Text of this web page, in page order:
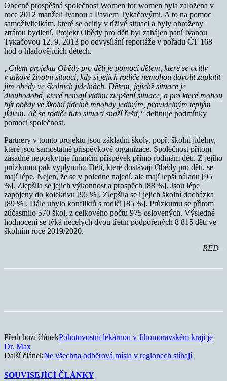
Obecně prospěšná společnost Women for women byla založena v
roce 2012 manželi Ivanou a Pavlem Tykačovými. A to na pomoc
samoživitelkám, které se ocitly v tíživé situaci a byly ohroženy
ztrátou bydlení. Projekt Obědy pro děti byl zahájen paní Ivanou
Tykačovou 12. 9. 2013 po odvysílání reportáže v pořadu ČT 168
hod o hladovějících dětech.
„Cílem projektu Obědy pro děti je pomoci dětem, které se ocitly
v takové životní situaci, kdy si jejich rodiče nemohou dovolit zaplatit
jim obědy ve školních jídelnách. Dětem, jejichž situace je
dlouhodobá, které nemají vidinu zlepšení situace, a pro které mohou
být obědy ve školní jídelně mnohdy jediným, pravidelným teplým
jídlem. Ač se rodiče tuto situaci snaží řešit,“ definuje podmínky
pomoci společnost.
Partnery v tomto projektu jsou základní školy, popř. školní jídelny,
které jsou samostatné příspěvkové organizace. Společnost přitom
zásadně neposkytuje finanční příspěvek přímo rodinám dětí. Z jejího
průzkumu pak vyplynulo: Děti, které dostávají Obědy pro děti, se
mají lépe. Nejen, že se v poledne najedí, ale mají lepší náladu [95
%]. Zlepšila se jejich výkonnost a prospěch [88 %]. Jsou lépe
zapojeny do kolektivu [95 %]. Zlepšila se i jejich školní docházka
[89 %]. Dále ubylo konfliktů s rodiči [85 %]. Průzkumu se přitom
zúčastnilo 570 škol, z celkového počtu 975 oslovených. Výsledné
hodnocení se týká necelých dvou třetin podpořených 8 815 dětí ve
školním roce 2019/2020.
–RED–
Předchozí článekPohotovostní lékárnou v Jihomoravském kraji je
Dr. Max
Další článekNe všechna odběrová místa v regionech stíhají
SOUVISEJÍCÍ ČLÁNKY